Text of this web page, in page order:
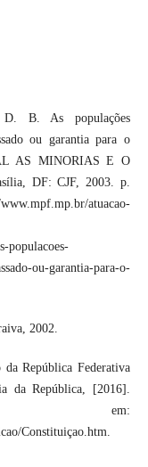
B. As populações
ou garantia para o
AS MINORIAS E O
DF: CJF, 2003. p.
atuacao-
populacoes-
ou-garantia-para-o-
2002.
República Federativa
da República, [2016].
em:
Constituiçao.htm.